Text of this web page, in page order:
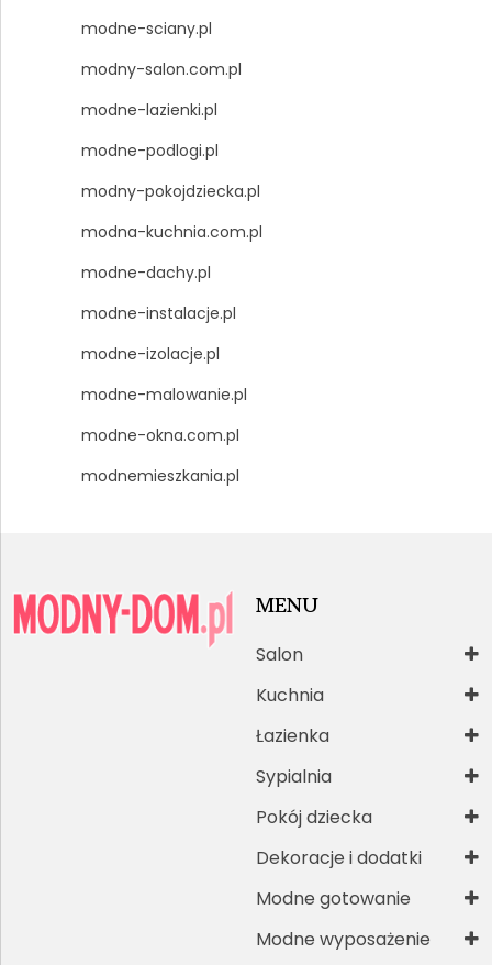
modne-sciany.pl
modny-salon.com.pl
modne-lazienki.pl
modne-podlogi.pl
modny-pokojdziecka.pl
modna-kuchnia.com.pl
modne-dachy.pl
modne-instalacje.pl
modne-izolacje.pl
modne-malowanie.pl
modne-okna.com.pl
modnemieszkania.pl
MENU
Salon
Kuchnia
Łazienka
Sypialnia
Pokój dziecka
Dekoracje i dodatki
Modne gotowanie
Modne wyposażenie